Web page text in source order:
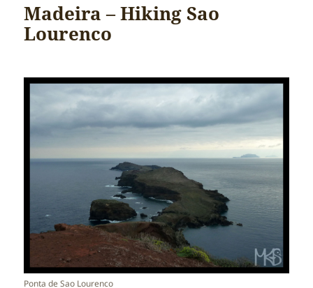
Madeira – Hiking Sao
Lourenco
Ponta de Sao Lourenco